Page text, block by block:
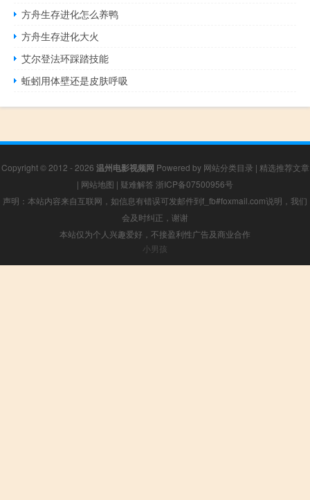
方舟生存进化怎么养鸭
方舟生存进化大火
艾尔登法环踩踏技能
蚯蚓用体壁还是皮肤呼吸
Copyright © 2012 - 2026 温州电影视频网 Powered by 网站分类目录 | 精选推荐文章
| 网站地图 | 疑难解答 浙ICP备07500956号
声明：本站内容来自互联网，如信息有错误可发邮件到f_fb#foxmail.com说明，我们
会及时纠正，谢谢
本站仅为个人兴趣爱好，不接盈利性广告及商业合作
小男孩